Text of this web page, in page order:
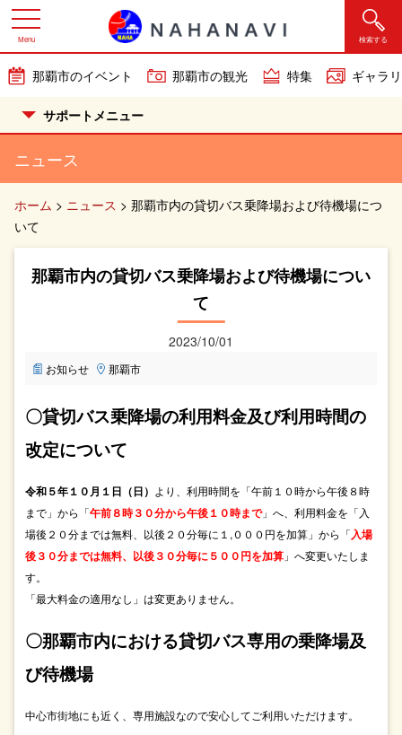
検索する
那覇市のイベント 那覇市の観光 特集 ギャラ
Menu
サポートメニュー
ニュース
ホーム > ニュース > 那覇市内の貸切バス乗降場および待機場につ
いて
那覇市内の貸切バス乗降場および待機場につい
て
2023/10/01
お知らせ 那覇市
〇貸切バス乗降場の利用料金及び利用時間の
改定について
令和５年１０月１日（日） より、利用時間を「午前１０時から午後８時
まで」から「午前８時３０分から午後１０時まで」へ、利用料金を「入
場後２０分までは無料、以後２０分毎に１,０００円を加算」から「入場
後３０分までは無料、以後３０分毎に５００円を加算 」へ変更いたしま
す。
「最大料金の適用なし」は変更ありません。
〇那覇市内における貸切バス専用の乗降場及
び待機場
中心市街地にも近く、専用施設なので安心してご利用いただけます。